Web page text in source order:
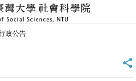
政公告
_